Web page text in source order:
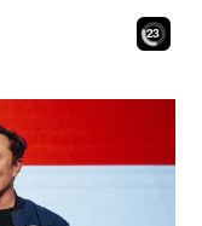
21